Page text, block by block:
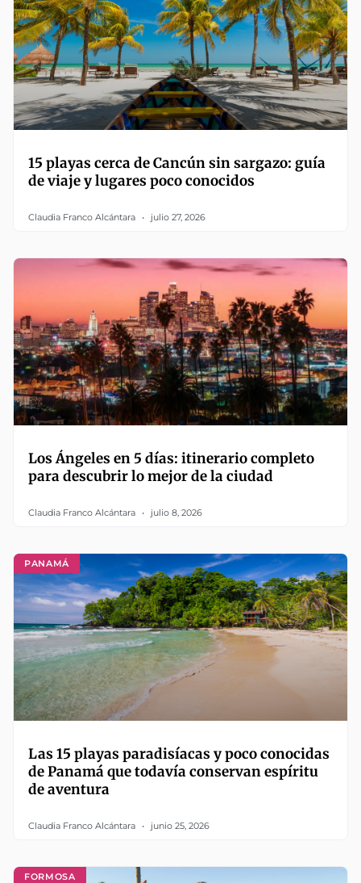
15 playas cerca de Cancún sin sargazo: guía
de viaje y lugares poco conocidos
Claudia Franco Alcántara julio 27, 2026
Los Ángeles en 5 días: itinerario completo
para descubrir lo mejor de la ciudad
Claudia Franco Alcántara julio 8, 2026
PANAMÁ
Las 15 playas paradisíacas y poco conocidas
de Panamá que todavía conservan espíritu
de aventura
Claudia Franco Alcántara junio 25, 2026
FORMOSA